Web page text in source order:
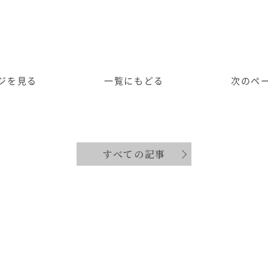
を見る 一覧にもどる 次のペ
すべての記事